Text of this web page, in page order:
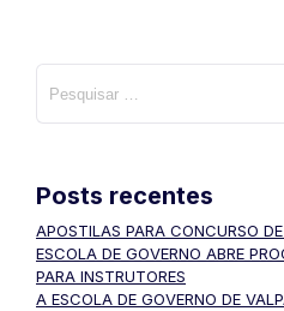
Posts recentes
APOSTILAS PARA CONCURSO
ESCOLA DE GOVERNO ABRE
PARA INSTRUTORES
A ESCOLA DE GOVERNO DE